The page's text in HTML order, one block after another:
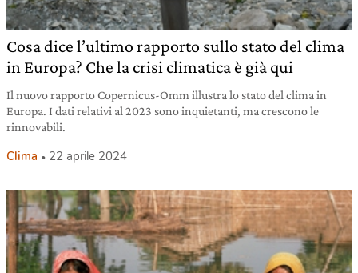
Cosa dice l’ultimo rapporto sullo stato del clima
in Europa? Che la crisi climatica è già qui
Il nuovo rapporto Copernicus-Omm illustra lo stato del clima in
Europa. I dati relativi al 2023 sono inquietanti, ma crescono le
rinnovabili.
Clima 22 aprile 2024